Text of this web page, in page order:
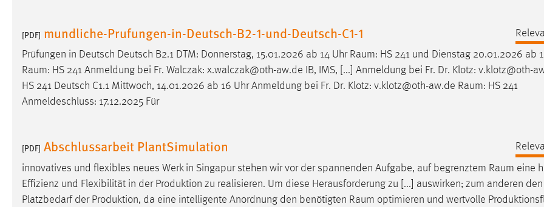
[PDF] mundliche-Prufungen-in-Deutsch-B2-1-und-Deutsch-C1-1
Prüfungen in Deutsch Deutsch B2.1 DTM: Donnerstag, 15.01.2026 ab 14 Uhr Raum: HS 241 und Dienstag 20.01.2026 ab
Raum: HS 241 Anmeldung bei Fr. Walczak: x.walczak@oth-aw.de IB, IMS, [...] Anmeldung bei Fr. Dr. Klotz: v.klotz@oth-
HS 241 Deutsch C1.1 Mittwoch, 14.01.2026 ab 16 Uhr Anmeldung bei Fr. Dr. Klotz: v.klotz@oth-aw.de Raum: HS 241
Anmeldeschluss: 17.12.2025 Für
[PDF] Abschlussarbeit PlantSimulation
innovatives und flexibles neues Werk in Singapur stehen wir vor der spannenden Aufgabe, auf begrenztem Raum eine
Effizienz und Flexibilität in der Produktion zu realisieren. Um diese Herausforderung zu [...] auswirken; zum anderen den
Platzbedarf der Produktion, da eine intelligente Anordnung den benötigten Raum optimieren und wertvolle
Name: site-language-preference
Zweck:
Das Cookie speichert die gewählte
Sprache der Website.
Chat
Name:
MibewSessionID, MIBEW_UserID,
mibew_locale, mibew-chat-frame-style-